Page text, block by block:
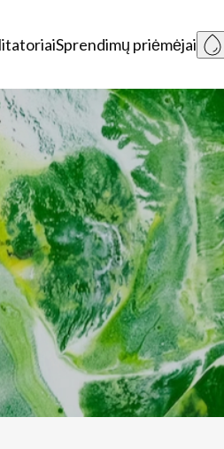
Sprendimų priėmėjai